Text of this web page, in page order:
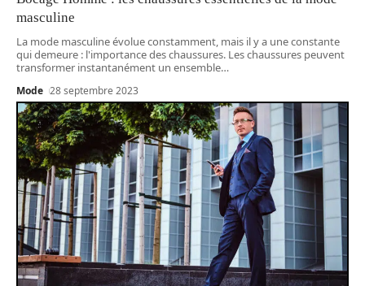
masculine
La mode masculine évolue constamment, mais il y a une constante
qui demeure : l'importance des chaussures. Les chaussures peuvent
transformer instantanément un ensemble…
Mode 28 septembre 2023